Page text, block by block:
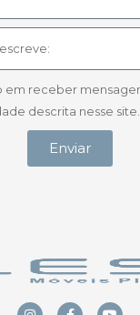
em receber
descrita nesse site.
Enviar